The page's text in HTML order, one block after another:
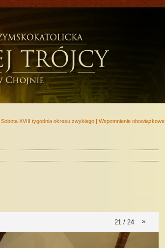
Sobota XVIII tygodnia okresu zwykłego | Wspomnienie obowiązkowe
21 / 24 »